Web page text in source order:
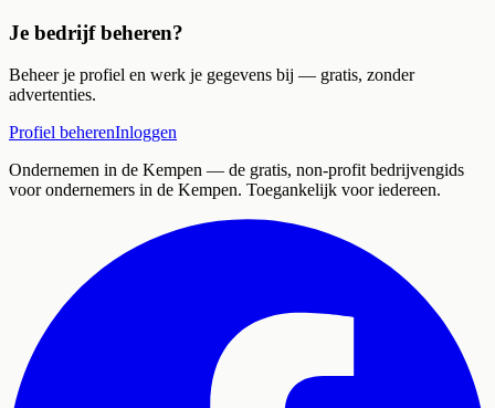
Je bedrijf beheren?
Beheer je profiel en werk je gegevens bij — gratis, zonder
advertenties.
Profiel beherenInloggen
Ondernemen in de Kempen — de gratis, non-profit bedrijvengids
voor ondernemers in de Kempen. Toegankelijk voor iedereen.